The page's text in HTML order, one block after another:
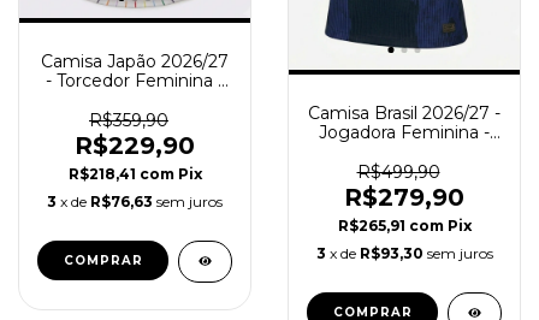
Camisa Japão 2026/27
- Torcedor Feminina -
R$359,90
R$229,90
R$218,41 com Pix
3 x de R$76,63 sem juros
COMPRAR
Camisa Brasil 2026/27 -
Jogadora Feminina -
R$499,90
R$279,90
R$265,91 com Pix
3 x de R$93,30 sem juros
COMPRAR